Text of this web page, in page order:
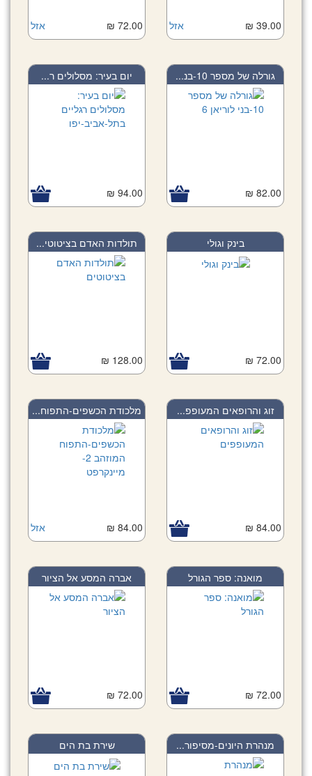
אזל 39.00 ₪ אזל 72.00 ₪
גורלה של מספר 10-בנ...
82.00 ₪
יום בעיר: מסלולים ר...
94.00 ₪
בינק וגולי
72.00 ₪
תולדות האדם בציטוטי...
128.00 ₪
זוג והרופאים המעופפ...
84.00 ₪
מלכודת הכשפים-התפוח...
אזל 84.00 ₪
מואנה: ספר הגורל
72.00 ₪
אברה המסע אל הציור
72.00 ₪
מנהרת היונים-מסיפור... שירת בת הים